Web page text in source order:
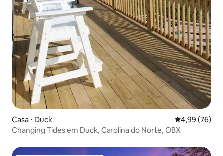
Casa ⋅ Duck 4,99 de uma
4,99 (76)
Changing Tides em Duck, Carolina do Norte, OBX